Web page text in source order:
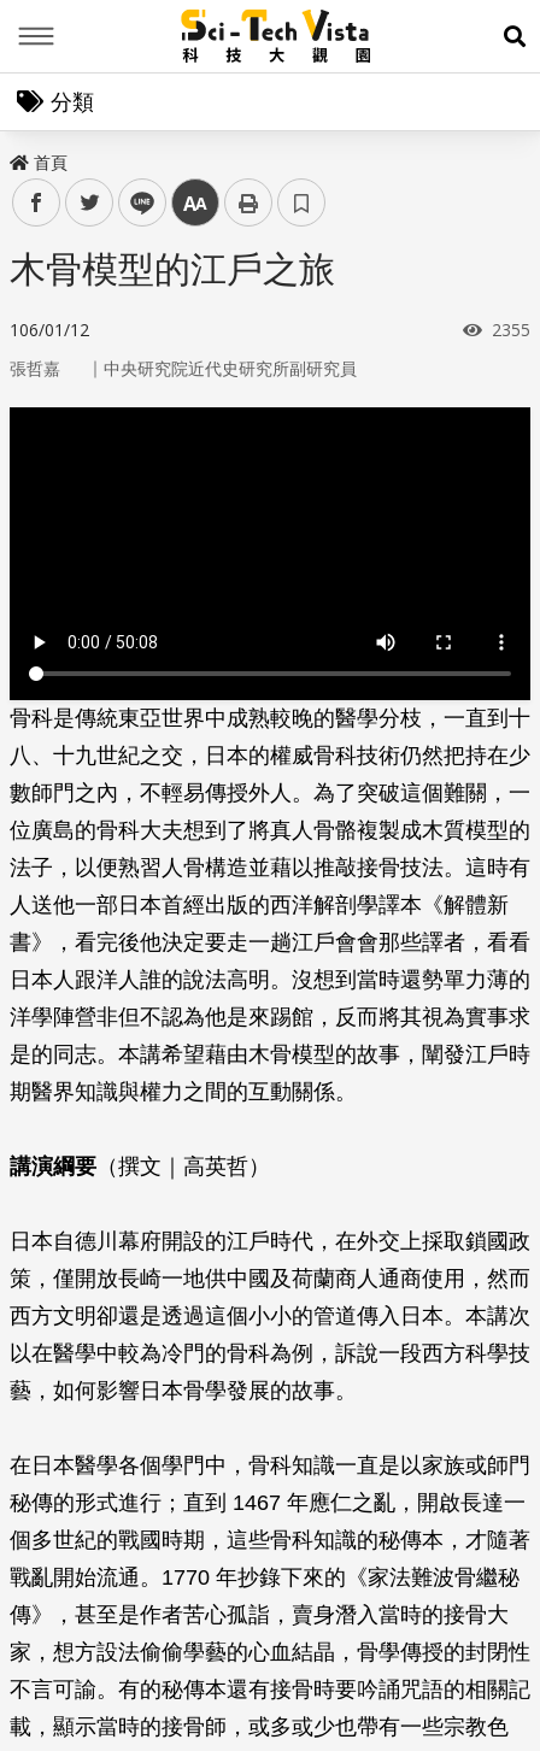
展
分類
首頁
facebooktwitter line 中
木骨模型的江戶之旅
106/01/12 瀏覽
2355
張哲嘉 ｜ 中央研究院近代史研究所副研究員
骨科是傳統東亞世界中成熟較晚的醫學分枝，一直到十
八、十九世紀之交，日本的權威骨科技術仍然把持在少
數師門之內，不輕易傳授外人。為了突破這個難關，一
位廣島的骨科大夫想到了將真人骨骼複製成木質模型的
法子，以便熟習人骨構造並藉以推敲接骨技法。這時有
人送他一部日本首經出版的西洋解剖學譯本《解體新
書》，看完後他決定要走一趟江戶會會那些譯者，看看
日本人跟洋人誰的說法高明。沒想到當時還勢單力薄的
洋學陣營非但不認為他是來踢館，反而將其視為實事求
是的同志。本講希望藉由木骨模型的故事，闡發江戶時
期醫界知識與權力之間的互動關係。
講演綱要 （撰文｜高英哲）
日本自德川幕府開設的江戶時代，在外交上採取鎖國政
策，僅開放長崎一地供中國及荷蘭商人通商使用，然而
西方文明卻還是透過這個小小的管道傳入日本。本講次
以在醫學中較為冷門的骨科為例，訴說一段西方科學技
藝，如何影響日本骨學發展的故事。
在日本醫學各個學門中，骨科知識一直是以家族或師門
秘傳的形式進行；直到 1467 年應仁之亂，開啟長達一
個多世紀的戰國時期，這些骨科知識的秘傳本，才隨著
戰亂開始流通。1770 年抄錄下來的《家法難波骨繼秘
傳》，甚至是作者苦心孤詣，賣身潛入當時的接骨大
家，想方設法偷偷學藝的心血結晶，骨學傳授的封閉性
不言可諭。有的秘傳本還有接骨時要吟誦咒語的相關記
載，顯示當時的接骨師，或多或少也帶有一些宗教色